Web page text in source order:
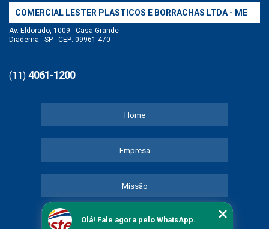
COMERCIAL LESTER PLASTICOS E BORRACHAS LTDA - ME
Av. Eldorado, 1009 - Casa Grande
Diadema - SP - CEP: 09961-470
(11) 4061-1200
Home
Empresa
Missão
Serviços
Olá! Fale agora pelo WhatsApp.